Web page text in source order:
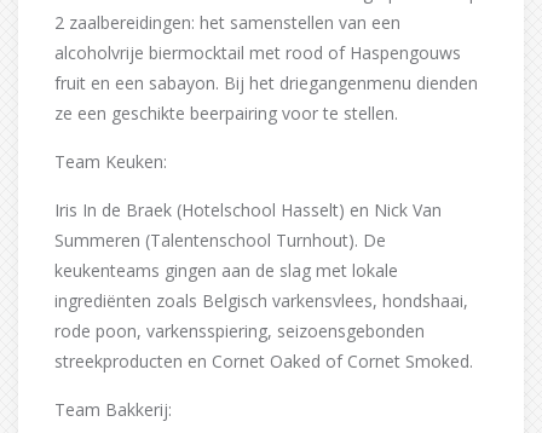
2 zaalbereidingen: het samenstellen van een
alcoholvrije biermocktail met rood of Haspengouws
fruit en een sabayon. Bij het driegangenmenu dienden
ze een geschikte beerpairing voor te stellen.
Team Keuken:
Iris In de Braek (Hotelschool Hasselt) en Nick Van
Summeren (Talentenschool Turnhout). De
keukenteams gingen aan de slag met lokale
ingrediënten zoals Belgisch varkensvlees, hondshaai,
rode poon, varkensspiering, seizoensgebonden
streekproducten en Cornet Oaked of Cornet Smoked.
Team Bakkerij: